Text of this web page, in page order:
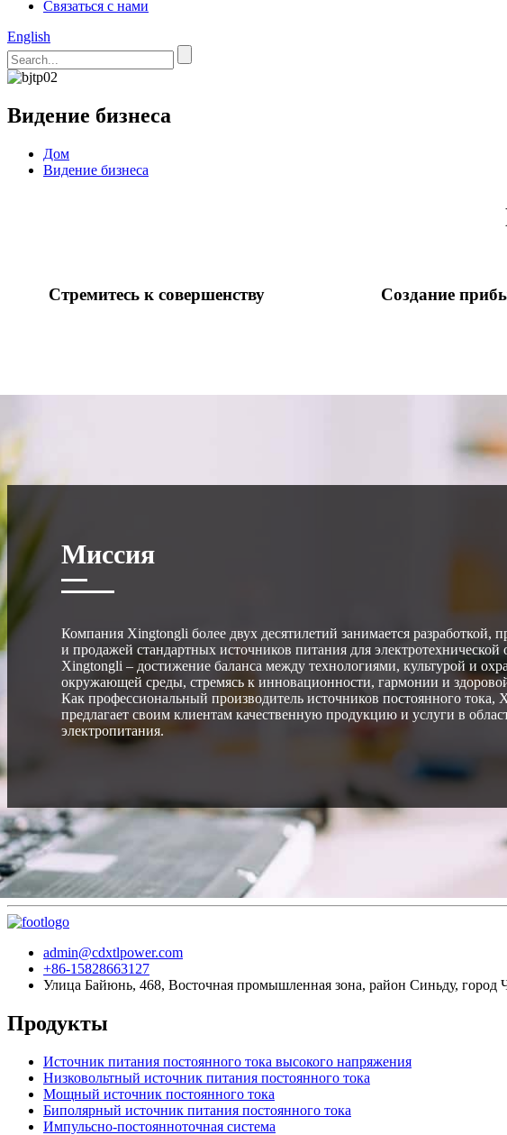
Связаться с нами
English
Видение бизнеса
Дом
Видение бизнеса
Стремитесь к совершенству Создание
Миссия
Компания Xingtongli более двух десятилетий занимается разработкой,
и продажей стандартных источников питания для электротехнической
Xingtongli – достижение баланса между технологиями, культурой и
окружающей среды, стремясь к инновационности, гармонии и
Как профессиональный производитель источников постоянного тока,
предлагает своим клиентам качественную продукцию и услуги в
электропитания.
admin@cdxtlpower.com
+86-15828663127
Улица Байюнь, 468, Восточная промышленная зона, район Синьду, город
Продукты
Источник питания постоянного тока высокого напряжения
Низковольтный источник питания постоянного тока
Мощный источник постоянного тока
Биполярный источник питания постоянного тока
Импульсно-постоянноточная система